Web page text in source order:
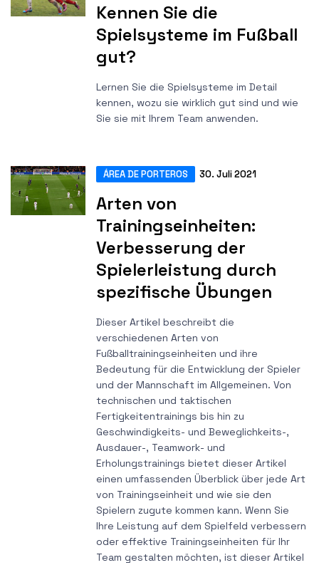
Kennen Sie die
Spielsysteme im Fußball
gut?
Lernen Sie die Spielsysteme im Detail
kennen, wozu sie wirklich gut sind und wie
Sie sie mit Ihrem Team anwenden.
ÁREA DE PORTEROS 30. Juli 2021
Arten von
Trainingseinheiten:
Verbesserung der
Spielerleistung durch
spezifische Übungen
Dieser Artikel beschreibt die
verschiedenen Arten von
Fußballtrainingseinheiten und ihre
Bedeutung für die Entwicklung der Spieler
und der Mannschaft im Allgemeinen. Von
technischen und taktischen
Fertigkeitentrainings bis hin zu
Geschwindigkeits- und Beweglichkeits-,
Ausdauer-, Teamwork- und
Erholungstrainings bietet dieser Artikel
einen umfassenden Überblick über jede Art
von Trainingseinheit und wie sie den
Spielern zugute kommen kann. Wenn Sie
Ihre Leistung auf dem Spielfeld verbessern
oder effektive Trainingseinheiten für Ihr
Team gestalten möchten, ist dieser Artikel